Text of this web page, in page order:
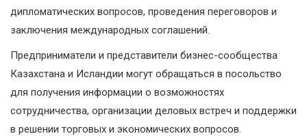
дипломатических вопросов, проведения переговоров и
заключения международных соглашений.
Предприниматели и представители бизнес-сообщества
Казахстана и Исландии могут обращаться в посольство
для получения информации о возможностях
сотрудничества, организации деловых встреч и поддержки
в решении торговых и экономических вопросов.